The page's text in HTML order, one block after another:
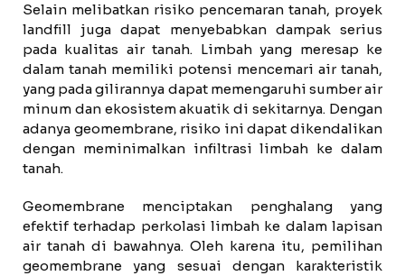
Selain melibatkan risiko pencemaran tanah, proyek
landfill juga dapat menyebabkan dampak serius
pada kualitas air tanah. Limbah yang meresap ke
dalam tanah memiliki potensi mencemari air tanah,
yang pada gilirannya dapat memengaruhi sumber air
minum dan ekosistem akuatik di sekitarnya. Dengan
adanya geomembrane, risiko ini dapat dikendalikan
dengan meminimalkan infiltrasi limbah ke dalam
tanah.
Geomembrane menciptakan penghalang yang
efektif terhadap perkolasi limbah ke dalam lapisan
air tanah di bawahnya. Oleh karena itu, pemilihan
geomembrane yang sesuai dengan karakteristik